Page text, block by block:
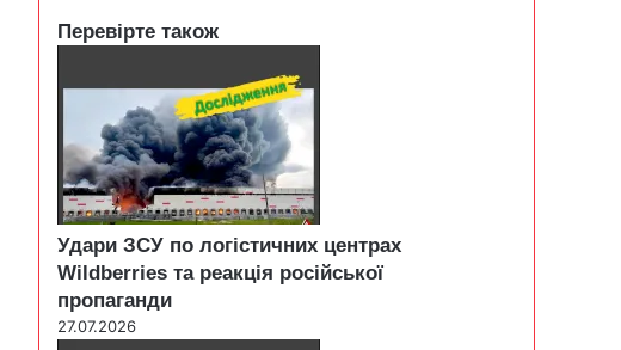
Перевірте також
Удари ЗСУ по логістичних центрах
Wildberries та реакція російської
пропаганди
27.07.2026